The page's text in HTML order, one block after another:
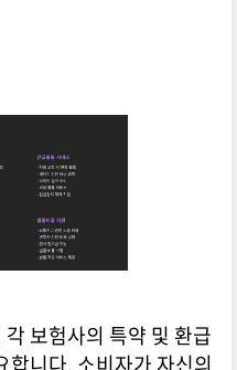
보험사의 특약 및 환급